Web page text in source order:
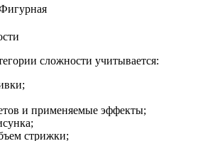
сложности учитывается:
и применяемые эффекты;
стрижки;